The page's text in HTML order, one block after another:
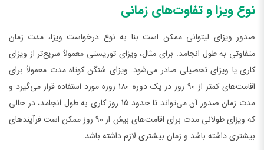
نوع ویزا و تفاوت‌های زمانی
صدور ویزای لیتوانی ممکن است بنا به نوع درخواست ویزا، مدت زمان
متفاوتی به طول انجامد. برای مثال، ویزای توریستی معمولاً سریع‌تر از ویزای
کاری یا ویزای تحصیلی صادر می‌شود. ویزای شنگن کوتاه مدت معمولاً برای
اقامت‌های کمتر از 90 روز در یک دوره 180 روزه مورد استفاده قرار می‌گیرد و
مدت زمان صدور آن می‌تواند تا حدود 15 روز کاری به طول انجامد، در حالی
که ویزای طولانی مدت برای اقامت‌های بیش از 90 روز ممکن است فرآیندهای
بیشتری داشته باشد و زمان بیشتری لازم داشته باشد.